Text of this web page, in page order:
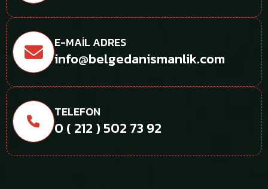
E-MAIL ADRES
info@belgedanismanlik.com
TELEFON
0 ( 212 ) 502 73 92